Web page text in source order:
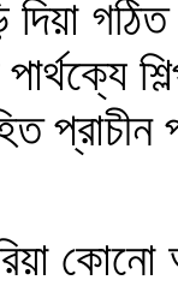
দিয়া
কোনো